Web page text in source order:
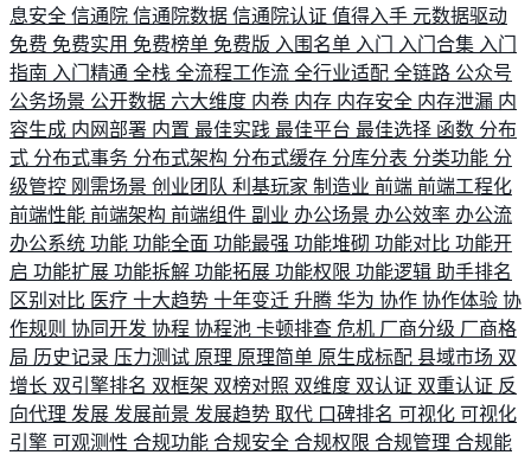
息安全 信通院 信通院数据 信通院认证 值得入手 元数据驱动
免费 免费实用 免费榜单 免费版 入围名单 入门 入门合集 入门
指南 入门精通 全栈 全流程工作流 全行业适配 全链路 公众号
公务场景 公开数据 六大维度 内卷 内存 内存安全 内存泄漏 内
容生成 内网部署 内置 最佳实践 最佳平台 最佳选择 函数 分布
式 分布式事务 分布式架构 分布式缓存 分库分表 分类功能 分
级管控 刚需场景 创业团队 利基玩家 制造业 前端 前端工程化
前端性能 前端架构 前端组件 副业 办公场景 办公效率 办公流
办公系统 功能 功能全面 功能最强 功能堆砌 功能对比 功能开
启 功能扩展 功能拆解 功能拓展 功能权限 功能逻辑 助手排名
区别对比 医疗 十大趋势 十年变迁 升腾 华为 协作 协作体验 协
作规则 协同开发 协程 协程池 卡顿排查 危机 厂商分级 厂商格
局 历史记录 压力测试 原理 原理简单 原生成标配 县域市场 双
增长 双引擎排名 双框架 双榜对照 双维度 双认证 双重认证 反
向代理 发展 发展前景 发展趋势 取代 口碑排名 可视化 可视化
引擎 可观测性 合规功能 合规安全 合规权限 合规管理 合规能